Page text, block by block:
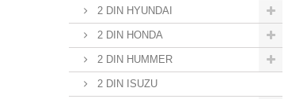
2 DIN HYUNDAI
2 DIN HONDA
2 DIN HUMMER
2 DIN ISUZU